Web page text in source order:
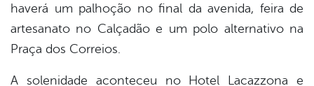
haverá um palhoção no final da avenida, feira de
artesanato no Calçadão e um polo alternativo na
Praça dos Correios.
A solenidade aconteceu no Hotel Lacazzona e